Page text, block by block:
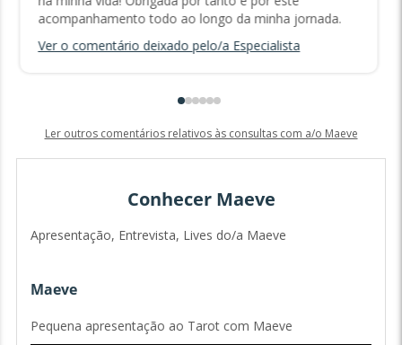
acompanhamento todo ao longo da minha jornada.
Ver o comentário deixado pelo/a Especialista
Ler outros comentários relativos às consultas com a/o Maeve
Conhecer Maeve
Apresentação, Entrevista, Lives do/a Maeve
Maeve
Pequena apresentação ao Tarot com Maeve